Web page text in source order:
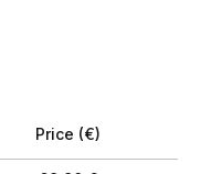
Price (€)